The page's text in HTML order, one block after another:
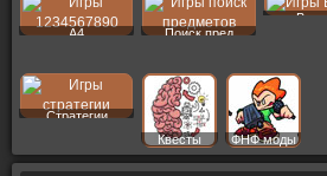
A4 Поиск пред
Векс
Стратегии
Квесты
ФНФ моды